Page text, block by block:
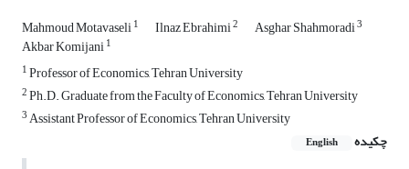
Mahmoud Motavaseli1 Ilnaz Ebrahimi2 Asghar Shahmoradi3
Akbar Komijani1
1Professor of Economics, Tehran University
2Ph.D. Graduate from the Faculty of Economics, Tehran University
3Assistant Professor of Economics, Tehran University
چکیده
English